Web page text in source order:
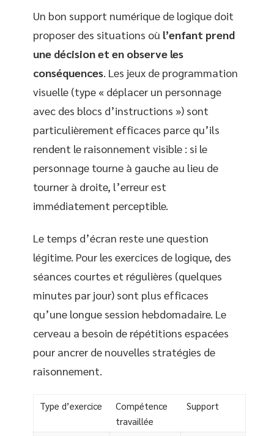
Un bon support numérique de logique doit
proposer des situations où l’enfant prend
une décision et en observe les
conséquences. Les jeux de programmation
visuelle (type « déplacer un personnage
avec des blocs d’instructions ») sont
particulièrement efficaces parce qu’ils
rendent le raisonnement visible : si le
personnage tourne à gauche au lieu de
tourner à droite, l’erreur est
immédiatement perceptible.
Le temps d’écran reste une question
légitime. Pour les exercices de logique, des
séances courtes et régulières (quelques
minutes par jour) sont plus efficaces
qu’une longue session hebdomadaire. Le
cerveau a besoin de répétitions espacées
pour ancrer de nouvelles stratégies de
raisonnement.
Type d’exercice
Compétence
travaillée
Support